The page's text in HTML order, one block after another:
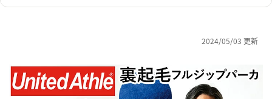
2024/05/03 更新